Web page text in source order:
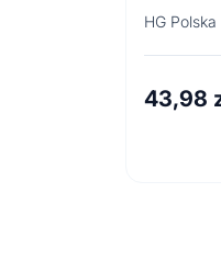
HG Polska
43,98